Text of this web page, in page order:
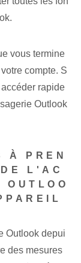
vous termine
compte. S
rapide
Outlook
À PREN
L'AC
Outlook depui
des mesures